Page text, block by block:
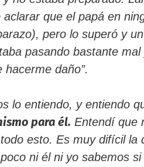
que el papá en
pero lo superó y
pasando bastante
daño”.
lo entiendo, y entiendo
para él. Entendí que
esto. Es muy difícil la
ni él ni yo sabemos